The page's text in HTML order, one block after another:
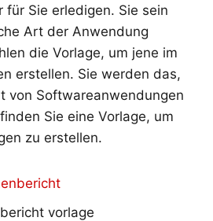
für Sie erledigen. Sie sein
Art der Anwendung
die Vorlage, um jene im
erstellen. Sie werden das,
von Softwareanwendungen
Sie eine Vorlage, um
zu erstellen.
vorlage